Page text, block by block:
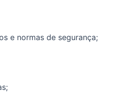
e normas de segurança;